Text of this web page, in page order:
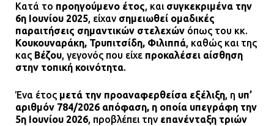
Τηλεφωνικές απάτες με λεία
130.000 ευρώ στην Αττική
13.07.2026 | 20:44
Ασπρόπυργος: Πέθανε ένας από
τους σοβαρά εγκαυματίες της
Κατά το προηγούμενο έτος, και συγκεκριμένα την
6η Ιουνίου 2025, είχαν σημειωθεί ομαδικές
παραιτήσεις σημαντικών στελεχών όπως του κκ.
Κουκουναράκη, Τρυπιτσίδη, Φιλιππά, καθώς και της
κας Βέζου, γεγονός που είχε προκαλέσει αίσθηση
στην τοπική κοινότητα.
Ένα έτος μετά την προαναφερθείσα εξέλιξη, η υπ’
αριθμόν 784/2026 απόφαση, η οποία υπεγράφη την
5η Ιουνίου 2026, προβλέπει την επανένταξη τριών